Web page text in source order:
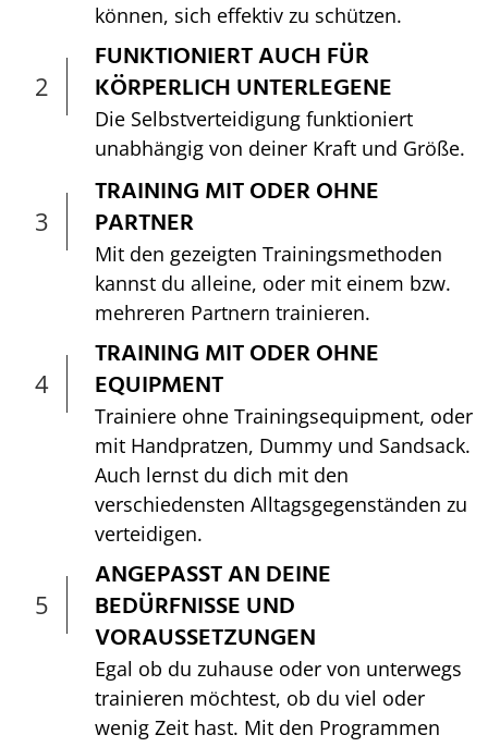
können, sich effektiv zu schützen.
2
FUNKTIONIERT AUCH FÜR
KÖRPERLICH UNTERLEGENE
Die Selbstverteidigung funktioniert
unabhängig von deiner Kraft und Größe.
3
TRAINING MIT ODER OHNE
PARTNER
Mit den gezeigten Trainingsmethoden
kannst du alleine, oder mit einem bzw.
mehreren Partnern trainieren.
4
TRAINING MIT ODER OHNE
EQUIPMENT
Trainiere ohne Trainingsequipment, oder
mit Handpratzen, Dummy und Sandsack.
Auch lernst du dich mit den
verschiedensten Alltagsgegenständen zu
verteidigen.
5
ANGEPASST AN DEINE
BEDÜRFNISSE UND
VORAUSSETZUNGEN
Egal ob du zuhause oder von unterwegs
trainieren möchtest, ob du viel oder
wenig Zeit hast. Mit den Programmen